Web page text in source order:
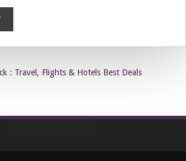
: Travel, Flights & Hotels Best Deals